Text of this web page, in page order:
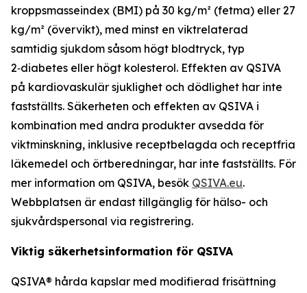
kroppsmasseindex (BMI) på 30 kg/m² (fetma) eller 27
kg/m² (övervikt), med minst en viktrelaterad
samtidig sjukdom såsom högt blodtryck, typ
2‑diabetes eller högt kolesterol. Effekten av QSIVA
på kardiovaskulär sjuklighet och dödlighet har inte
fastställts. Säkerheten och effekten av QSIVA i
kombination med andra produkter avsedda för
viktminskning, inklusive receptbelagda och receptfria
läkemedel och örtberedningar, har inte fastställts. För
mer information om QSIVA, besök QSIVA.eu.
Webbplatsen är endast tillgänglig för hälso- och
sjukvårdspersonal via registrering.
Viktig säkerhetsinformation för QSIVA
QSIVA® hårda kapslar med modifierad frisättning